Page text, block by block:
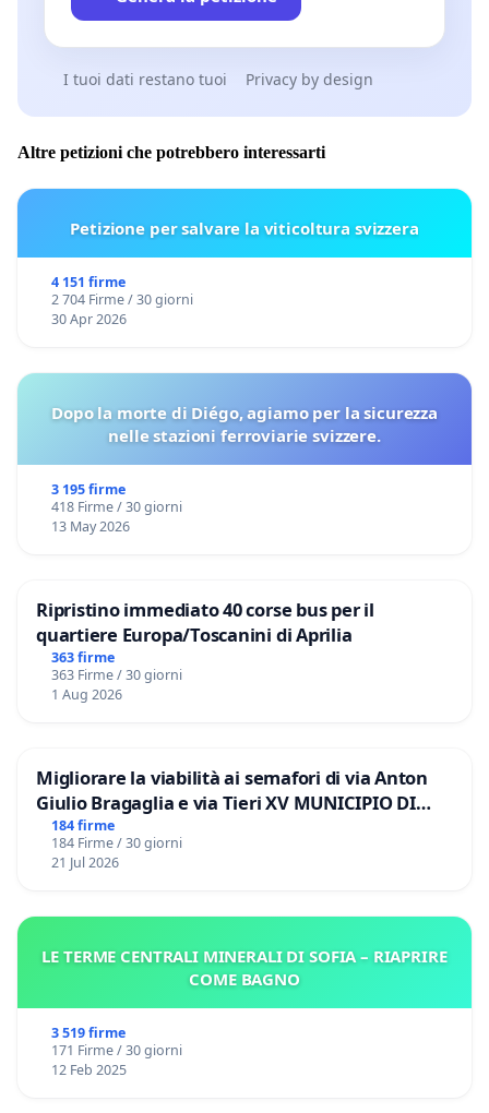
I tuoi dati restano tuoi Privacy by design
Altre petizioni che potrebbero interessarti
Petizione per salvare la viticoltura svizzera
4 151 firme
2 704 Firme / 30 giorni
30 Apr 2026
Dopo la morte di Diégo, agiamo per la sicurezza
nelle stazioni ferroviarie svizzere.
3 195 firme
418 Firme / 30 giorni
13 May 2026
Ripristino immediato 40 corse bus per il
quartiere Europa/Toscanini di Aprilia
363 firme
363 Firme / 30 giorni
1 Aug 2026
Migliorare la viabilità ai semafori di via Anton
Giulio Bragaglia e via Tieri XV MUNICIPIO DI
ROMA
184 firme
184 Firme / 30 giorni
21 Jul 2026
LE TERME CENTRALI MINERALI DI SOFIA – RIAPRIRE
COME BAGNO
3 519 firme
171 Firme / 30 giorni
12 Feb 2025